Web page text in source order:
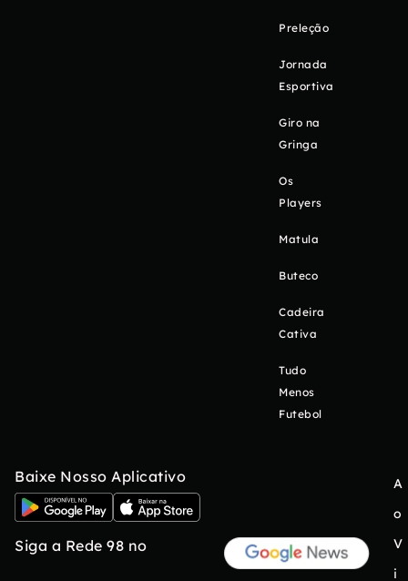
Preleção
Jornada
Esportiva
Giro na
Gringa
Os
Players
Matula
Buteco
Cadeira
Cativa
Tudo
Menos
Futebol
Baixe Nosso Aplicativo
Siga a Rede 98 no
A
o
V
i